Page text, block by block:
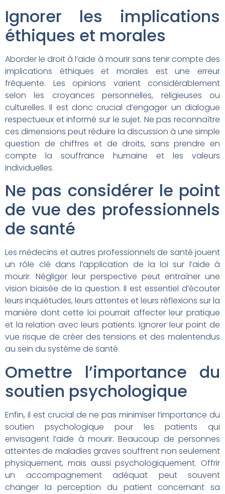
Ignorer les implications
éthiques et morales
Aborder le droit à l’aide à mourir sans tenir compte des
implications éthiques et morales est une erreur
fréquente. Les opinions varient considérablement
selon les croyances personnelles, religieuses ou
culturelles. Il est donc crucial d’engager un dialogue
respectueux et informé sur le sujet. Ne pas reconnaître
ces dimensions peut réduire la discussion à une simple
question de chiffres et de droits, sans prendre en
compte la souffrance humaine et les valeurs
individuelles.
Ne pas considérer le point
de vue des professionnels
de santé
Les médecins et autres professionnels de santé jouent
un rôle clé dans l’application de la loi sur l’aide à
mourir. Négliger leur perspective peut entraîner une
vision biaisée de la question. Il est essentiel d’écouter
leurs inquiétudes, leurs attentes et leurs réflexions sur la
manière dont cette loi pourrait affecter leur pratique
et la relation avec leurs patients. Ignorer leur point de
vue risque de créer des tensions et des malentendus
au sein du système de santé.
Omettre l’importance du
soutien psychologique
Enfin, il est crucial de ne pas minimiser l’importance du
soutien psychologique pour les patients qui
envisagent l’aide à mourir. Beaucoup de personnes
atteintes de maladies graves souffrent non seulement
physiquement, mais aussi psychologiquement. Offrir
un accompagnement adéquat peut souvent
changer la perception du patient concernant sa